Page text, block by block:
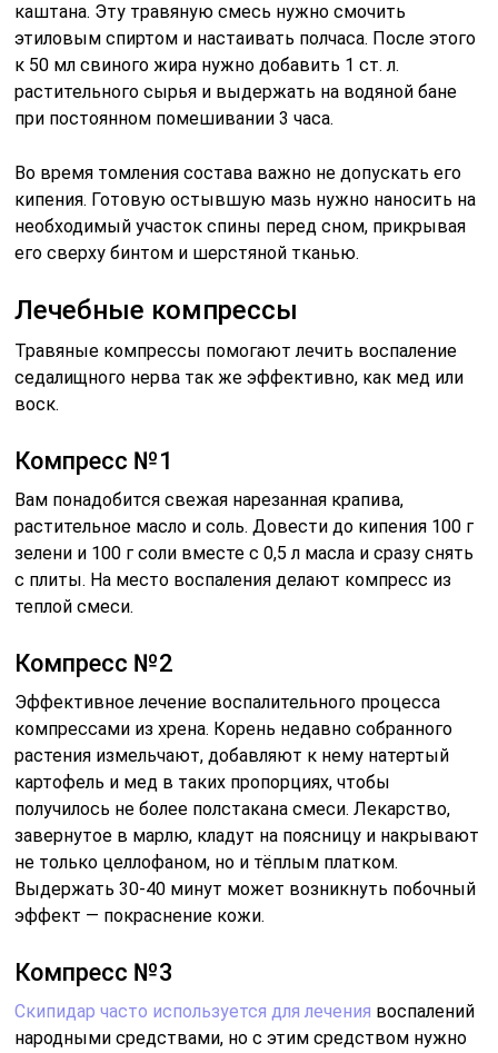
каштана. Эту травяную смесь нужно смочить
этиловым спиртом и настаивать полчаса. После этого
к 50 мл свиного жира нужно добавить 1 ст. л.
растительного сырья и выдержать на водяной бане
при постоянном помешивании 3 часа.
Во время томления состава важно не допускать его
кипения. Готовую остывшую мазь нужно наносить на
необходимый участок спины перед сном, прикрывая
его сверху бинтом и шерстяной тканью.
Лечебные компрессы
Травяные компрессы помогают лечить воспаление
седалищного нерва так же эффективно, как мед или
воск.
Компресс №1
Вам понадобится свежая нарезанная крапива,
растительное масло и соль. Довести до кипения 100 г
зелени и 100 г соли вместе с 0,5 л масла и сразу снять
с плиты. На место воспаления делают компресс из
теплой смеси.
Компресс №2
Эффективное лечение воспалительного процесса
компрессами из хрена. Корень недавно собранного
растения измельчают, добавляют к нему натертый
картофель и мед в таких пропорциях, чтобы
получилось не более полстакана смеси. Лекарство,
завернутое в марлю, кладут на поясницу и накрывают
не только целлофаном, но и тёплым платком.
Выдержать 30-40 минут может возникнуть побочный
эффект — покраснение кожи.
Компресс №3
Скипидар часто используется для лечения воспалений
народными средствами, но с этим средством нужно